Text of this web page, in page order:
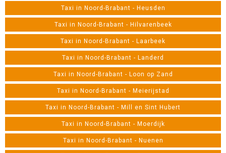
Taxi in Noord-Brabant - Heusden
Taxi in Noord-Brabant - Hilvarenbeek
Taxi in Noord-Brabant - Laarbeek
Taxi in Noord-Brabant - Landerd
Taxi in Noord-Brabant - Loon op Zand
Taxi in Noord-Brabant - Meierijstad
Taxi in Noord-Brabant - Mill en Sint Hubert
Taxi in Noord-Brabant - Moerdijk
Taxi in Noord-Brabant - Nuenen